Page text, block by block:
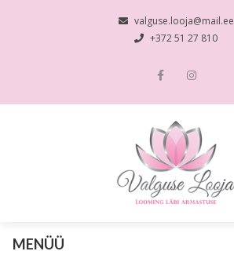
valguse.looja@mail.ee
+372 51 27 810
MENÜÜ